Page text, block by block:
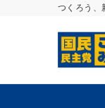
つくろう、